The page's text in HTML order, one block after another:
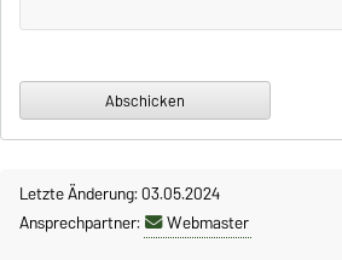
Letzte Änderung: 03.05.2024
Ansprechpartner:
Webmaster